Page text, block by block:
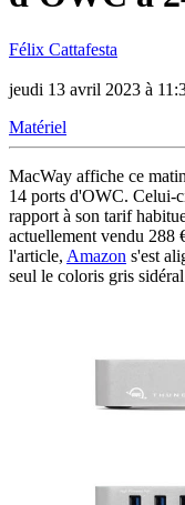
Félix Cattafesta
jeudi 13 avril 2023 à
Matériel
MacWay affiche ce
14 ports d'OWC. Celui-
rapport à son tarif
actuellement vendu 288
l'article, Amazon s'est
seul le coloris gris